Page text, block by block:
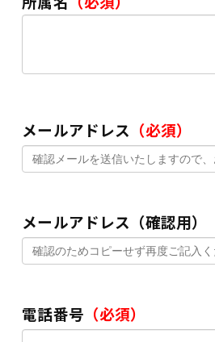
メールアドレス （必須）
メールアドレス（確認用）
電話番号 （必須）